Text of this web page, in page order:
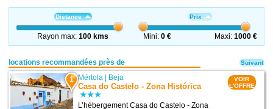
Distance
Rayon max:100 kms
Prix
Mini:0 € Maxi: 1000 €
locations recommandées près de
1 Mértola | Beja
Casa do Castelo - Zona Histórica
L’hébergement Casa do Castelo - Zona
VOIR
L'OFFRE
Suivant